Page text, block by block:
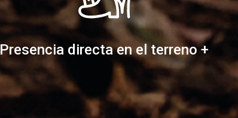
Presencia directa en el terreno +